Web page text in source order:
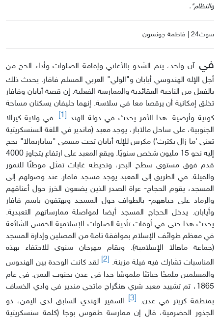
والنظام".
سوث24 | فاطمة جونسون
فيآن واحد، يتم الشدو بالأغاني وإقامة الصلوات وأداء الحج من
أجل الإله الهندوسي أيابان و"الولي" العربي المسلم فافار. يحدث ذلك
بالفعل من الناحية العقائدية والممارسة الفعلية. إن قصة أيابان وفافار
تخلق إمكانية أن يرقصا معا في سلاسة. إنهما حليفان يسكنان مساحة
كونية وأرضية. هذا الأمر يحدث في دولة الهند
. في ولاية كيرالا
الجنوبية، على ساحل مالابار، يوجد معبد (ماندير في اللغة السنسكريتية
تعني 'ما زال يكترث’) مكرس للإله أيابان تحت مسمى "ساباريمالا" يحج
إليه نحو 15 مليون شخص سنويًا. ويقع المعبد على ارتفاع يتجاوز 4000
قدم فوق مستوى سطح البحر، وتحيطه غابات تمثل موطنًا للنمور
والفيلة. في الطريق إلى المعبد يوجد مسجد فافار. عند وصولهم إلى
المسجد، يقوم الحجاج- عراة الصدر الذين يضعون الخرز حول أعناقهم
والرماد على جباههم- بالطواف حول المسجد ويهتفون باسم فافار
وأيابان. يدخل الحجاج المسجد أيضا لمواصلة ممارساتهم التعبدية.
يحدث هذا حتى في أوقات تأدية الصلوات الإسلامية الخمس الشائعة
في معظم طوائف الإسلام بموافقة تامة من المصلين وإدارة المسجد
(جماعة ماهالا الإسلامية). ويقام مهرجان سنوي للاحتفاء بهذه
المناسبات تشارك فيه فيلة مزينة.
لقد كانت الوحدة بين الهندوس
والمسلمين ملمحًا حياتيًا ملموسًا جدا في عدن بجنوب اليمن. في عام
1865، تم تشييد معبد شري هنگراج ماتجي مندير في وادي الخساف
بمنطقة كريتر في عدن.
السفير الهندي السابق لدى اليمن، ذو
الجذور الحضرمية، قال إن ممارسة طقوس بوجا (كلمة سنسكريتية